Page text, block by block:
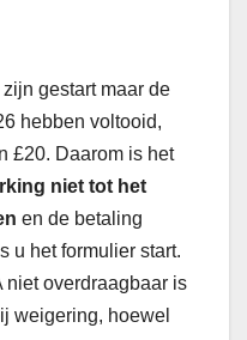
gestart maar de
hebben voltooid,
£20. Daarom is het
niet tot het
en de betaling
u het formulier start.
niet overdraagbaar is
weigering, hoewel